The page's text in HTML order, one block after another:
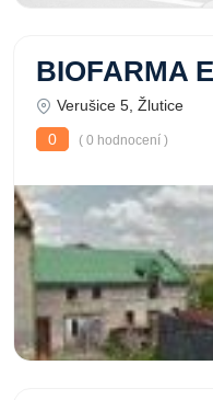
BIOFARMA
Verušice 5, Žlutice
0
( 0 hodnocení )